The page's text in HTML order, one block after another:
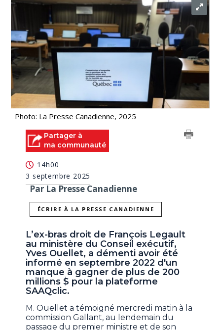
Photo: La Presse Canadienne, 2025
Partager à
ma communauté
14h00
3 septembre 2025
Par La Presse Canadienne
ÉCRIRE À LA PRESSE CANADIENNE
L’ex-bras droit de François Legault
au ministère du Conseil exécutif,
Yves Ouellet, a démenti avoir été
informé en septembre 2022 d'un
manque à gagner de plus de 200
millions $ pour la plateforme
SAAQclic.
M. Ouellet a témoigné mercredi matin à la
commission Gallant, au lendemain du
passage du premier ministre et de son